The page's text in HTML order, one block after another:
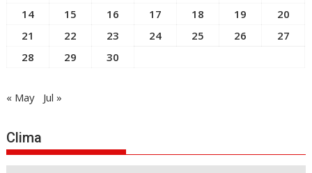
14
15 16 17 18 19
20
21
22 23 24 25 26
27
28
29 30
« May Jul »
Clima